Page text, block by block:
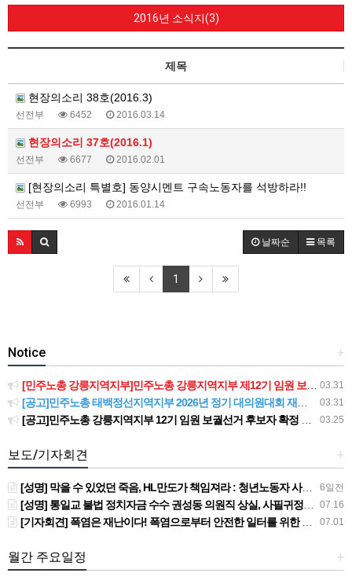
2016년 소식지(3)
제목
현장의소리 38호(2016.3)
선전부 6452 2016.03.14
현장의소리 37호(2016.1)
선전부 6677 2016.02.01
[현장의소리 특별호] 동양시멘트 구속노동자를 석방하라!!
선전부 6993 2016.01.14
날짜순 목록
1
+
Notice
03.31
[민주노총 강릉지역지부]민주노총 강릉지역지부 제12기 임원 보궐선거결과 공고
03.31
[공고]민주노총 태백정선지역지부 2026년 정기 대의원대회 재소집 건
03.25
[공고]민주노총 강릉지역지부 12기 임원 보궐선거 후보자 확정 공고
+
보도/기자회견
6일전
[성명] 막을 수 있었던 죽음, HL만도가 책임져라 : 청년노동자 사망사고의 철저한 진상규명과 재발방지 대책 마련하라
07.16
[성명] 통일교 불법 정치자금 수수 권성동 의원직 상실, 사필귀정이다
07.01
[기자회견] 폭염은 재난이다! 폭염으로부터 안전한 일터를 위한 민주노총 강원지역본부 폭염감시단 선포 기자회견
+
월간 주요일정